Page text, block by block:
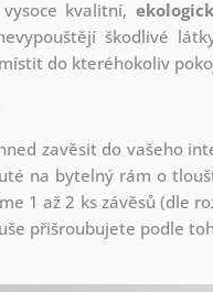
vysoce kvalitní,
škodlivé
do kteréhokoliv
zavěsit do vašeho
na bytelný rám o
1 až 2 ks závěsů (dle
přišroubujete podle